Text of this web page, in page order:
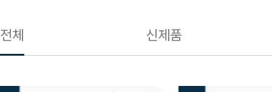
전체 신제품